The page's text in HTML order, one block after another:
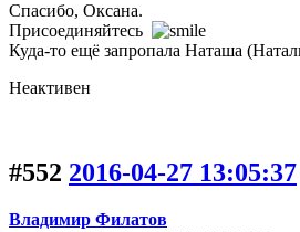
Спасибо, Оксана.
Присоединяйтесь
Куда-то ещё запропала Наташа
Неактивен
#552 2016-04-27 13:05:37
Владимир Филатов